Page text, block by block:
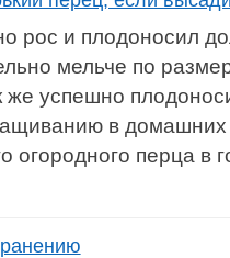
рос и плодоносил
мельче по
же успешно
в
огородного перца в